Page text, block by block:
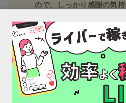
ので、しっかり感謝の気持
辞めるときの注意点
水商売系のお店は、 裏に怖い